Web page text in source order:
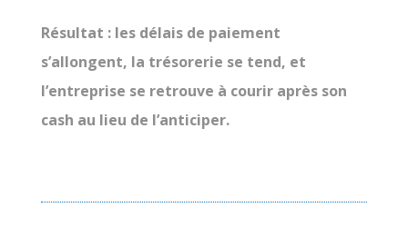
Résultat : les délais de paiement
s’allongent, la trésorerie se tend, et
l’entreprise se retrouve à courir après son
cash au lieu de l’anticiper.